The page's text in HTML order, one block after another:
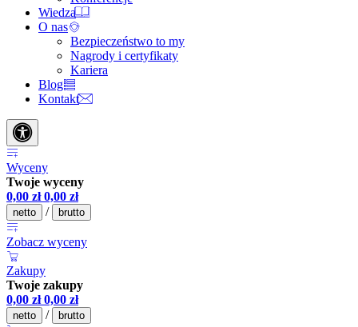
Wiedza
O nas
Bezpieczeństwo to my
Nagrody i certyfikaty
Kariera
Blog
Kontakt
Wyceny
Twoje wyceny
0,00 zł 0,00 zł
netto / brutto
Zobacz wyceny
Zakupy
Twoje zakupy
0,00 zł 0,00 zł
netto / brutto